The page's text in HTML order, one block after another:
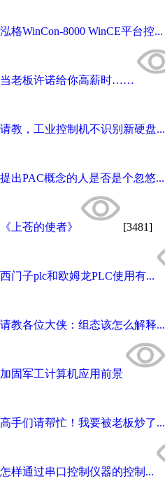
泓格WinCon-8000 WinCE平台控...
当老板许诺给你高薪时……
请教，工业控制机不识别新硬盘...
提出PAC概念的人是否是个忽悠...
《上苍的使者》 [3481]
西门子plc和欧姆龙PLC使用有...
请教各位大侠：组态该怎么解释...
加固军工计算机应用前景
高手们请帮忙！我要被老板炒了...
怎样通过串口控制仪器的控制...